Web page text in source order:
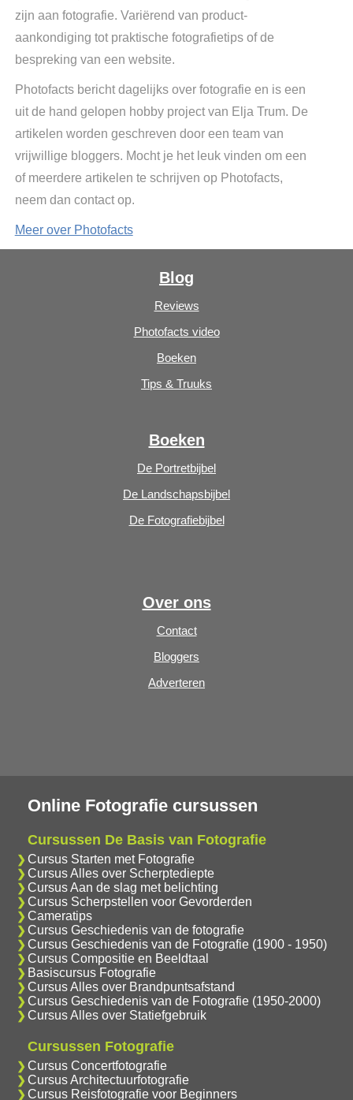
zijn aan fotografie. Variërend van product-
aankondiging tot praktische fotografietips of de
bespreking van een website.
Photofacts bericht dagelijks over fotografie en is een
uit de hand gelopen hobby project van Elja Trum. De
artikelen worden geschreven door een team van
vrijwillige bloggers. Mocht je het leuk vinden om een
of meerdere artikelen te schrijven op Photofacts,
neem dan contact op.
Meer over Photofacts
Blog
Reviews
Photofacts video
Boeken
Tips & Truuks
Boeken
De Portretbijbel
De Landschapsbijbel
De Fotografiebijbel
Over ons
Contact
Bloggers
Adverteren
Online Fotografie cursussen
Cursussen De Basis van Fotografie
Cursus Starten met Fotografie
Cursus Alles over Scherptediepte
Cursus Aan de slag met belichting
Cursus Scherpstellen voor Gevorderden
Cameratips
Cursus Geschiedenis van de fotografie
Cursus Geschiedenis van de Fotografie (1900 - 1950)
Cursus Compositie en Beeldtaal
Basiscursus Fotografie
Cursus Alles over Brandpuntsafstand
Cursus Geschiedenis van de Fotografie (1950-2000)
Cursus Alles over Statiefgebruik
Cursussen Fotografie
Cursus Concertfotografie
Cursus Architectuurfotografie
Cursus Reisfotografie voor Beginners